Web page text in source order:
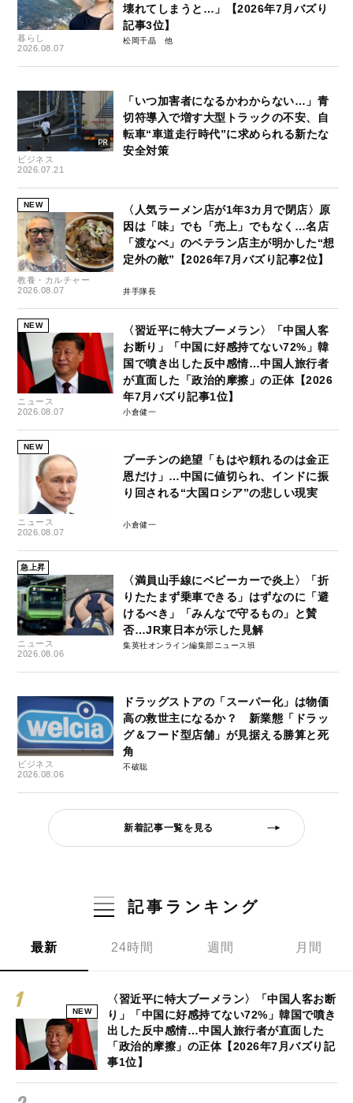
暮らし
2026.08.07
壊れてしまうと…」【2026年7月バズり
記事3位】
松岡千晶
ビジネス
2026.07.21
「いつ加害者になるかわからない…」青
切符導入で増す大型トラックの不安、自
転車“車道走行時代”に求められる新たな
安全対策
NEW
教養・カルチャー
2026.08.07
〈人気ラーメン店が1年3カ月で閉店〉原
因は「味」でも「売上」でもなく…名店
「渡なべ」のベテラン店主が明かした“想
定外の敵”【2026年7月バズり記事2位】
井手隊長
NEW
ニュース
2026.08.07
〈習近平に特大ブーメラン〉「中国人客
お断り」「中国に好感持てない72%」韓
国で噴き出した反中感情…中国人旅行者
が直面した「政治的摩擦」の正体【2026
年7月バズり記事1位】
小倉健一
NEW
ニュース
2026.08.07
プーチンの絶望「もはや頼れるのは金正
恩だけ」…中国に値切られ、インドに振
り回される“大国ロシア”の悲しい現実
小倉健一
急上昇
ニュース
2026.08.06
〈満員山手線にベビーカーで炎上〉「折
りたたまず乗車できる」はずなのに「避
けるべき」「みんなで守るもの」と賛
否…JR東日本が示した見解
集英社オンライン編集部ニュース班
ビジネス
2026.08.06
ドラッグストアの「スーパー化」は物価
高の救世主になるか？ 新業態「ドラッ
グ＆フード型店舗」が見据える勝算と死
角
不破聡
新着記事一覧を見る
記事ランキング
最新 24時間 週間 月間
NEW
〈習近平に特大ブーメラン〉「中国人客お断
り」「中国に好感持てない72%」韓国で噴き
出した反中感情…中国人旅行者が直面した
「政治的摩擦」の正体【2026年7月バズり記
事1位】